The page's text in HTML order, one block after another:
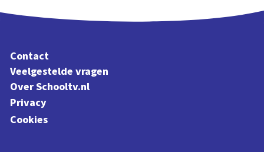
Contact
Veelgestelde vragen
Over Schooltv.nl
Privacy
Cookies